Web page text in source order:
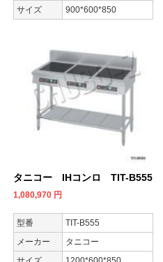
サイズ
900*600*850
タニコー IHコンロ TIT-B555
1,080,970 円
型番
TIT-B555
メーカー
タニコー